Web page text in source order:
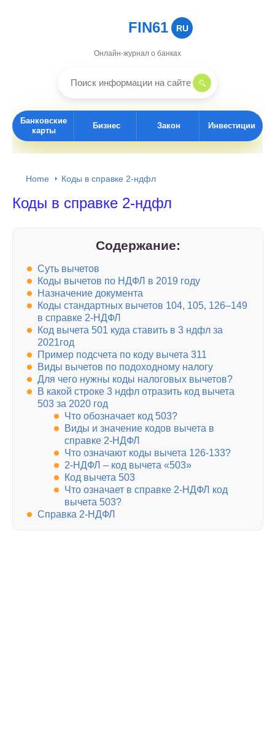
FIN61 RU
Онлайн-журнал о банках
Банковские
карты
Бизнес Закон Инвестиции
Home Коды в справке 2-ндфл
Коды в справке 2-ндфл
Содержание:
Суть вычетов
Коды вычетов по НДФЛ в 2019 году
Назначение документа
Коды стандартных вычетов 104, 105, 126–149
в справке 2-НДФЛ
Код вычета 501 куда ставить в 3 ндфл за
2021год
Пример подсчета по коду вычета 311
Виды вычетов по подоходному налогу
Для чего нужны коды налоговых вычетов?
В какой строке 3 ндфл отразить код вычета
503 за 2020 год
Что обозначает код 503?
Виды и значение кодов вычета в
справке 2-НДФЛ
Что означают коды вычета 126-133?
2-НДФЛ – код вычета «503»
Код вычета 503
Что означает в справке 2-НДФЛ код
вычета 503?
Справка 2-НДФЛ